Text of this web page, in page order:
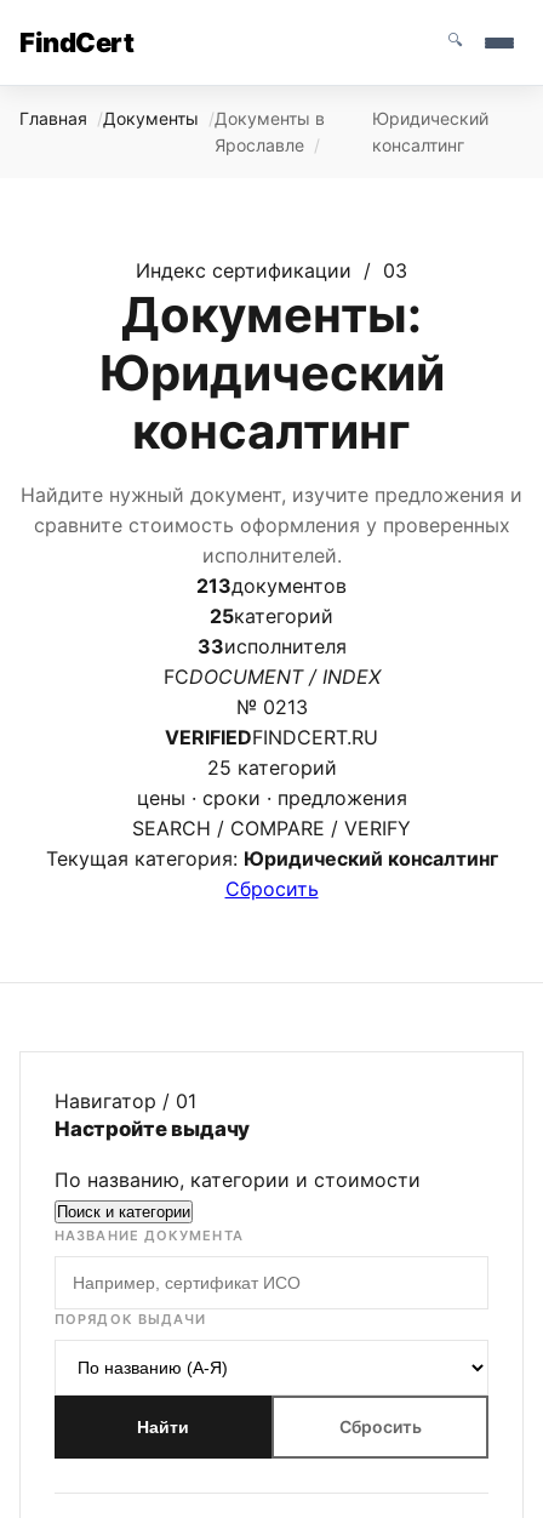
FindCert 🔍
Главная Документы
Документы в
Ярославле
Юридический
консалтинг
Индекс сертификации / 03
Документы:
Юридический
консалтинг
Найдите нужный документ, изучите предложения и
сравните стоимость оформления у проверенных
исполнителей.
213документов
25категорий
33исполнителя
FCDOCUMENT / INDEX
№ 0213
VERIFIEDFINDCERT.RU
25 категорий
цены · сроки · предложения
SEARCH / COMPARE / VERIFY
Текущая категория: Юридический консалтинг
Сбросить
Навигатор / 01
Настройте выдачу
По названию, категории и стоимости
Поиск и категории
НАЗВАНИЕ ДОКУМЕНТА
ПОРЯДОК ВЫДАЧИ
Найти Сбросить